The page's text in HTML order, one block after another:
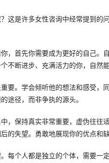
这是许多女性咨询中经常提到的
，首先你需要成为更好的自己。
不断进步、充满活力的你，自然
要。学会倾听他的想法和感受，
途径，而非争执的源头。
，保持真实非常重要，虚伪往
的失望。勇敢地展现你的优点和
每个人都是独立的个体，需要一